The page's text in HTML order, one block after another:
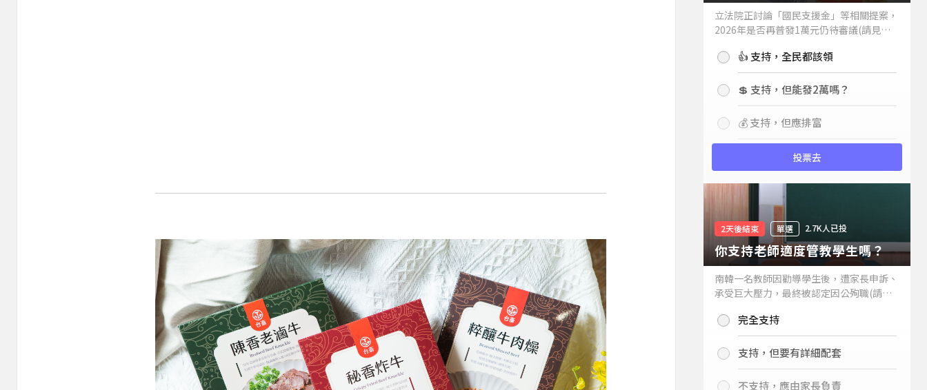
立法院正討論「國民支援金」等相關提案，
2026年是否再普發1萬元仍待審議(請見下
持嗎？👍 支持，全民都該領
💲 支持，但能發2萬嗎？
💰 支持，但應排富
投票去
2天後結束 單選 2.7K人已投
你支持老師適度管教學生嗎？
南韓一名教師因勸導學生後，遭家長申訴、
承受巨大壓力，最終被認定因公殉職(請見
你支持老師適度管教學生嗎？
完全支持
支持，但要有詳細配套
不支持，應由家長負責